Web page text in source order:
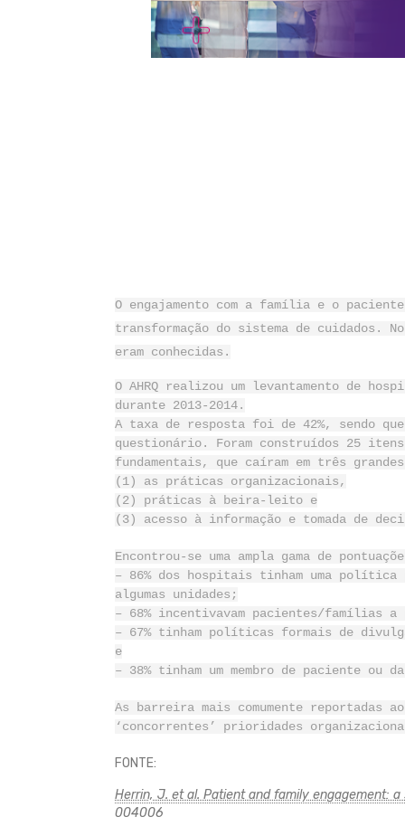
O engajamento com a família e o
transformação do sistema de cuidados.
eram conhecidas.
O AHRQ realizou um levantamento de
durante 2013-2014.
A taxa de resposta foi de 42%, sendo
questionário. Foram construídos 25
fundamentais, que caíram em três
(1) as práticas organizacionais,
(2) práticas à beira-leito e
(3) acesso à informação e tomada de
Encontrou-se uma ampla gama de
– 86% dos hospitais tinham uma
algumas unidades;
– 68% incentivavam pacientes/famílias
– 67% tinham políticas formais de
e
– 38% tinham um membro de paciente
As barreira mais comumente reportadas
‘concorrentes’ prioridades
FONTE:
Herrin, J. et al. Patient and family engagement:
004006